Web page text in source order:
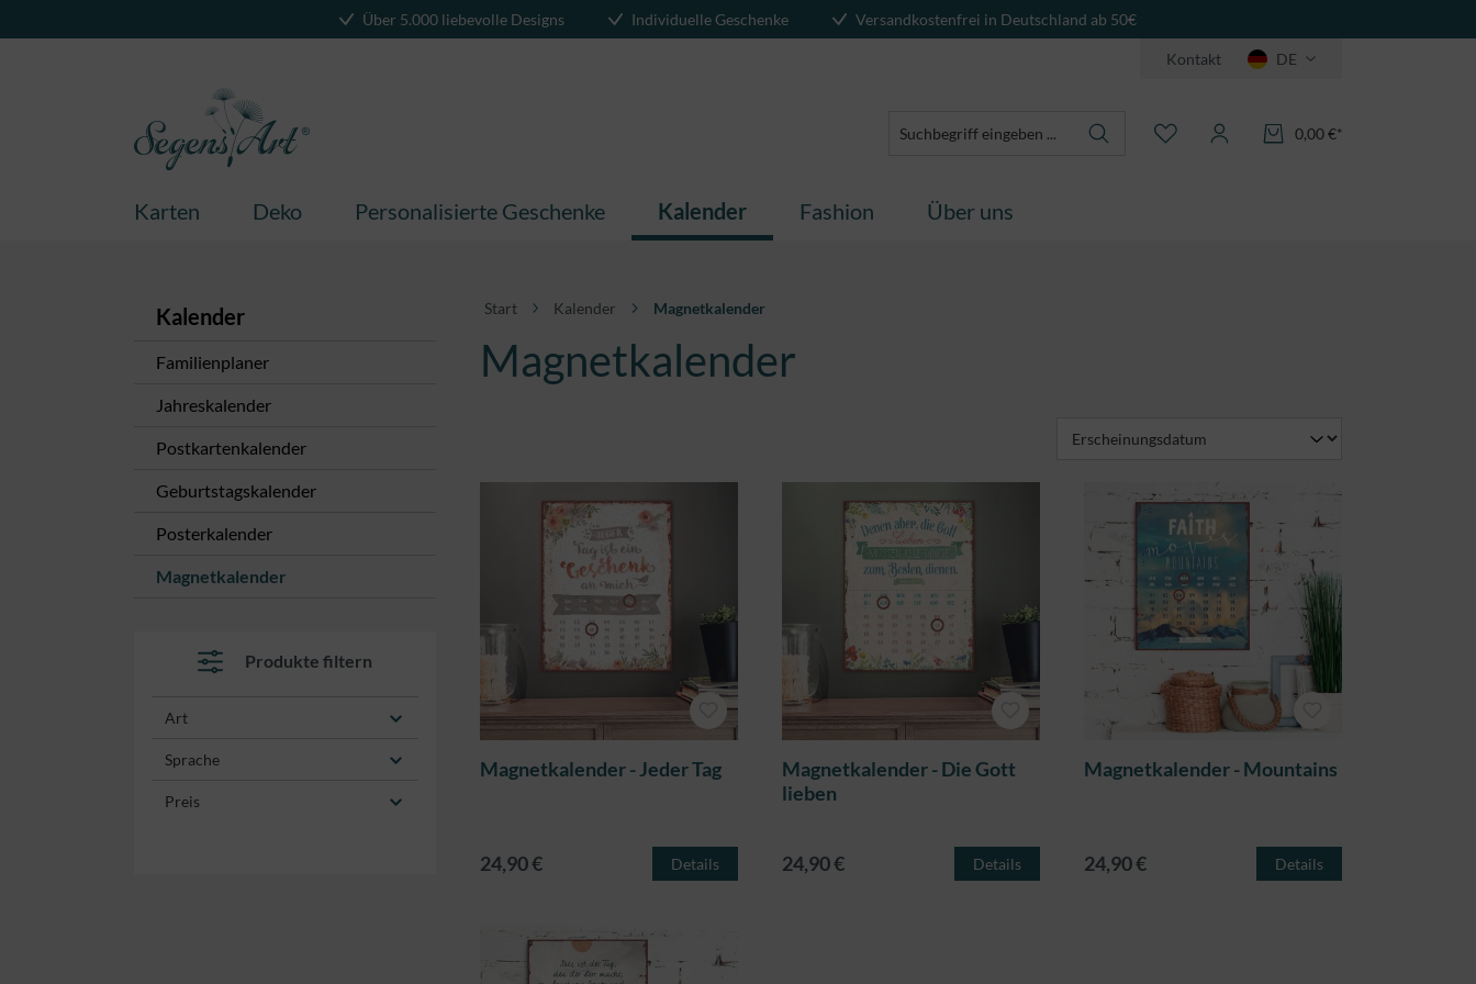
Über 5.000 liebevolle Designs Individuelle Geschenke Versandkostenfrei in Deutschland ab 50€
Kontakt DE
0,00 €*
Karten Deko Personalisierte Geschenke Kalender Fashion Über uns
Kalender
Familienplaner
Jahreskalender
Postkartenkalender
Geburtstagskalender
Posterkalender
Magnetkalender
Produkte filtern
Art
Sprache
Preis
Start Kalender Magnetkalender
Magnetkalender
Magnetkalender - Jeder Tag
24,90 € Details
Magnetkalender - Die Gott
lieben
24,90 € Details
Magnetkalender - Mountains
24,90 € Details